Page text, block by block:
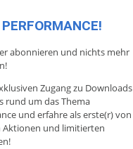
abonnieren und nichts mehr
Zugang zu Downloads
rund um das Thema
und erfahre als erste(r) von
Aktionen und limitierten